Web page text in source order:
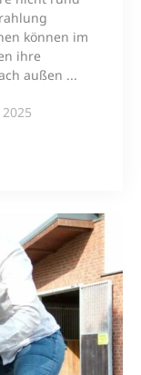
können im
ihre
außen ...